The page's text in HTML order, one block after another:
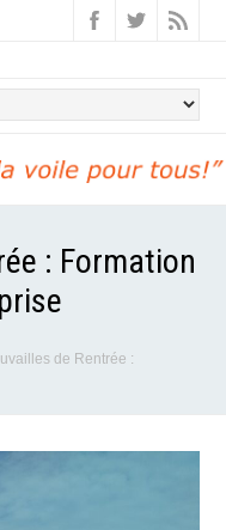
: Formation
de Rentrée :